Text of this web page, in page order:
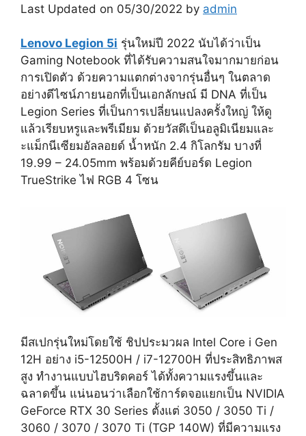
Last Updated on 05/30/2022 by admin
Lenovo Legion 5i รุ่นใหม่ปี 2022 นับได้ว่าเป็น
Gaming Notebook ที่ได้รับความสนใจมากมายก่อน
การเปิดตัว ด้วยความแตกต่างจากรุ่นอื่นๆ ในตลาด
อย่างดีไซน์ภายนอกที่เป็นเอกลักษณ์ มี DNA ที่เป็น
Legion Series ที่เป็นการเปลี่ยนแปลงครั้งใหญ่ ให้ดู
แล้วเรียบหรูและพรีเมียม ด้วยวัสดึเป็นอลูมิเนียมและ
ะแม็กนีเซียมอัลลอยด์ น้ำหนัก 2.4 กิโลกรัม บางที่
19.99 – 24.05mm พร้อมด้วยคีย์บอร์ด Legion
TrueStrike ไฟ RGB 4 โซน
มีสเปกรุ่นใหม่โดยใช้ ชิปประมวผล Intel Core i Gen
12H อย่าง i5-12500H / i7-12700H ที่ประสิทธิภาพส
สูง ทำงานแบบไฮบริดคอร์ ได้ทั้งความแรงขึ้นและ
ฉลาดขึ้น แน่นอนว่าเลือกใช้การ์ดจอแยกเป็น NVIDIA
GeForce RTX 30 Series ตั้งแต่ 3050 / 3050 Ti /
3060 / 3070 / 3070 Ti (TGP 140W) ที่มีความแรง